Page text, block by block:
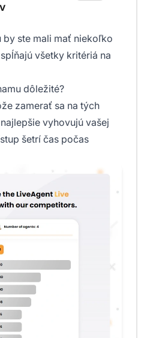
by ste mali mať niekoľko
všetky kritériá na
dôležité?
zamerať sa na tých
vyhovujú vašej
šetrí čas počas